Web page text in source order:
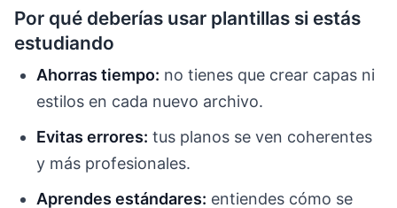
Por qué deberías usar plantillas si estás
estudiando
Ahorras tiempo: no tienes que crear capas ni
estilos en cada nuevo archivo.
Evitas errores: tus planos se ven coherentes
y más profesionales.
Aprendes estándares: entiendes cómo se